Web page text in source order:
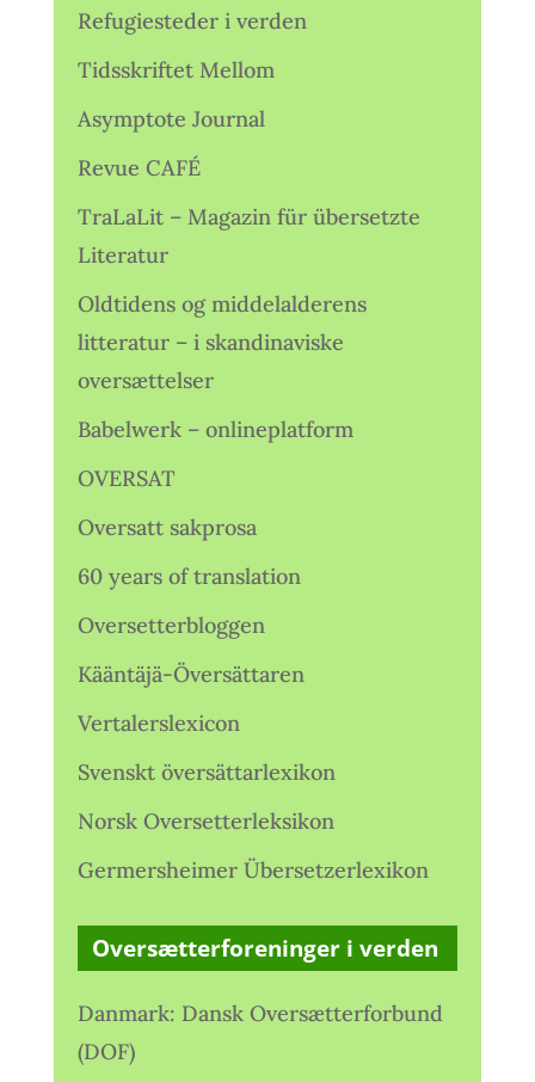
Refugiesteder i verden
Tidsskriftet Mellom
Asymptote Journal
Revue CAFÉ
TraLaLit – Magazin für übersetzte
Literatur
Oldtidens og middelalderens
litteratur – i skandinaviske
oversættelser
Babelwerk – onlineplatform
OVERSAT
Oversatt sakprosa
60 years of translation
Oversetterbloggen
Kääntäjä-Översättaren
Vertalerslexicon
Svenskt översättarlexikon
Norsk Oversetterleksikon
Germersheimer Übersetzerlexikon
Oversætterforeninger i verden
Danmark: Dansk Oversætterforbund
(DOF)